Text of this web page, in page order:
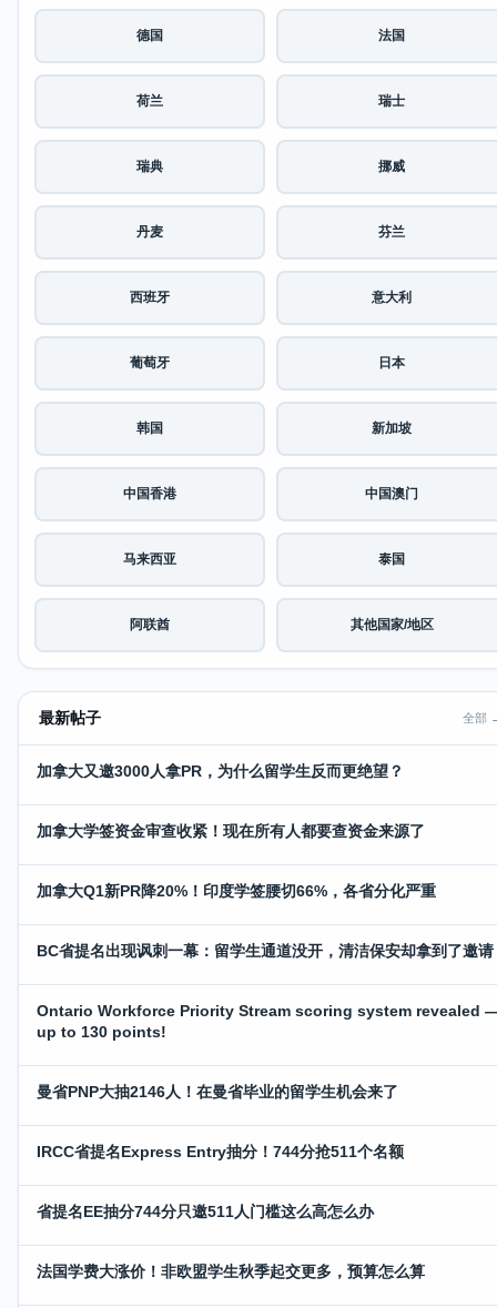
德国 法国
荷兰 瑞士
瑞典 挪威
丹麦 芬兰
西班牙 意大利
葡萄牙 日本
韩国 新加坡
中国香港 中国澳门
马来西亚 泰国
阿联酋 其他国家/地区
最新帖子 全部
加拿大又邀3000人拿PR，为什么留学生反而更绝望？
加拿大学签资金审查收紧！现在所有人都要查资金来源了
加拿大Q1新PR降20%！印度学签腰切66%，各省分化严重
BC省提名出现讽刺一幕：留学生通道没开，清洁保安却拿到了邀请
Ontario Workforce Priority Stream scoring system revealed
up to 130 points!
曼省PNP大抽2146人！在曼省毕业的留学生机会来了
IRCC省提名Express Entry抽分！744分抢511个名额
省提名EE抽分744分只邀511人门槛这么高怎么办
法国学费大涨价！非欧盟学生秋季起交更多，预算怎么算